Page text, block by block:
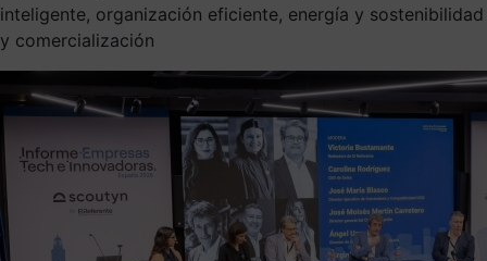
inteligente, organización eficiente, energía y sostenibilidad
y comercialización